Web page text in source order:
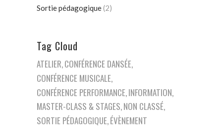
Sortie pédagogique(2)
Tag Cloud
ATELIER CONFÉRENCE DANSÉE
CONFÉRENCE MUSICALE
CONFÉRENCE PERFORMANCE INFORMATION
MASTER-CLASS & STAGES NON CLASSÉ
SORTIE PÉDAGOGIQUE ÉVÈNEMENT